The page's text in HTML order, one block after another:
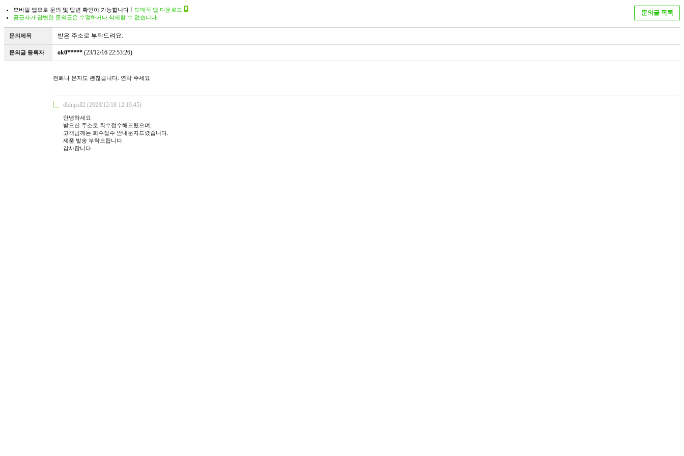
모바일 앱으로 문의 및 답변 확인이 가능합니다
도매꾹 앱 다운로드
공급사가 답변한 문의글은 수정하거나 삭제할 수 없습니다.
문의제목 받은 주소로 부탁드려요.
문의글 등록자 ok0***** (23/12/16 22:53:26)
전화나 문자도 괜찮급니다. 연락 주세요
dldnjsdl2 (2023/12/18 12:19:45)
안녕하세요
받으신 주소로 회수접수해드렸으며,
고객님께는 회수접수 안내문자드렸습니다.
제품 발송 부탁드립니다.
감사합니다.